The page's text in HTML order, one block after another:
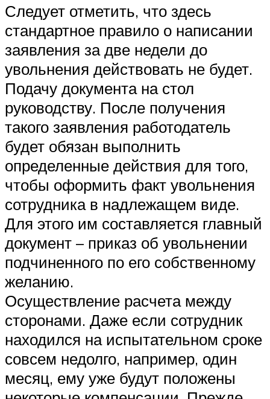
Следует отметить, что здесь
стандартное правило о написании
заявления за две недели до
увольнения действовать не будет.
Подачу документа на стол
руководству. После получения
такого заявления работодатель
будет обязан выполнить
определенные действия для того,
чтобы оформить факт увольнения
сотрудника в надлежащем виде.
Для этого им составляется главный
документ – приказ об увольнении
подчиненного по его собственному
желанию.
Осуществление расчета между
сторонами. Даже если сотрудник
находился на испытательном сроке
совсем недолго, например, один
месяц, ему уже будут положены